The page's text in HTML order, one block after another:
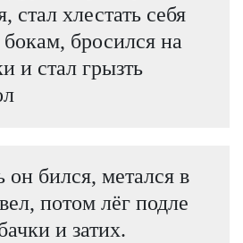
стал хлестать себя
бросился на
и стал грызть
бился, метался в
потом лёг подле
и затих.